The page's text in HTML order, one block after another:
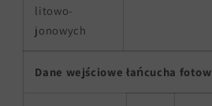
litowo-
jonowych
Dane wejściowe łańcucha